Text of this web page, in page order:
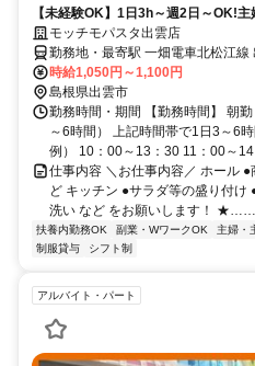
【未経験OK】1日3h～週2日～OK!
モッチモパスタ出雲店
勤務地・最寄駅 一畑電車北松江
5分 マイカー通勤もOKです♪
時給1,050円～1,100円
島根県出雲市
勤務時間・期間 【勤務時間】 朝
～6時間） 上記時間帯で1日3～6
例） 10：00～13：30 11：00～
仕事内容 ＼お仕事内容／ ホール
ど キッチン ●サラダ等の盛り付
洗い など をお願いします
扶養内勤務OK 副業・WワークOK 主婦・
制服貸与
シフト制
アルバイト・パート